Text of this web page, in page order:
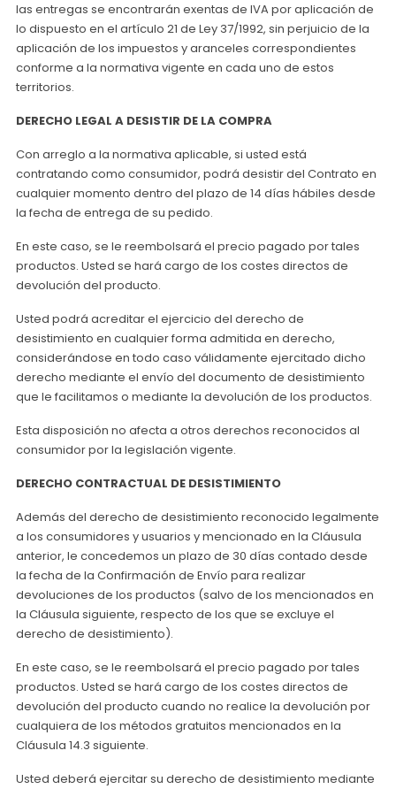
las entregas se encontrarán exentas de IVA por aplicación de
lo dispuesto en el artículo 21 de Ley 37/1992, sin perjuicio de la
aplicación de los impuestos y aranceles correspondientes
conforme a la normativa vigente en cada uno de estos
territorios.
DERECHO LEGAL A DESISTIR DE LA COMPRA
Con arreglo a la normativa aplicable, si usted está
contratando como consumidor, podrá desistir del Contrato en
cualquier momento dentro del plazo de 14 días hábiles desde
la fecha de entrega de su pedido.
En este caso, se le reembolsará el precio pagado por tales
productos. Usted se hará cargo de los costes directos de
devolución del producto.
Usted podrá acreditar el ejercicio del derecho de
desistimiento en cualquier forma admitida en derecho,
considerándose en todo caso válidamente ejercitado dicho
derecho mediante el envío del documento de desistimiento
que le facilitamos o mediante la devolución de los productos.
Esta disposición no afecta a otros derechos reconocidos al
consumidor por la legislación vigente.
DERECHO CONTRACTUAL DE DESISTIMIENTO
Además del derecho de desistimiento reconocido legalmente
a los consumidores y usuarios y mencionado en la Cláusula
anterior, le concedemos un plazo de 30 días contado desde
la fecha de la Confirmación de Envío para realizar
devoluciones de los productos (salvo de los mencionados en
la Cláusula siguiente, respecto de los que se excluye el
derecho de desistimiento).
En este caso, se le reembolsará el precio pagado por tales
productos. Usted se hará cargo de los costes directos de
devolución del producto cuando no realice la devolución por
cualquiera de los métodos gratuitos mencionados en la
Cláusula 14.3 siguiente.
Usted deberá ejercitar su derecho de desistimiento mediante